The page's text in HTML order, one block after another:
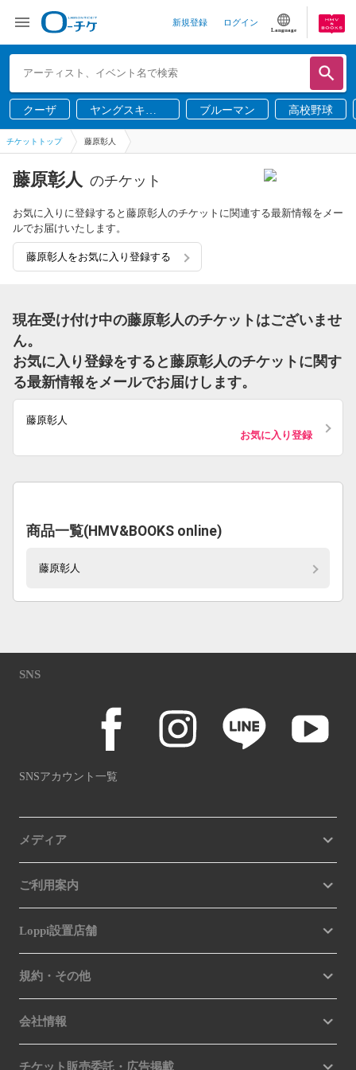
新規登録 ログイン
Language
クーザ
ヤングスキニ
ー
ブルーマン 高校野球
チケットトップ 藤原彰人
藤原彰人 のチケット
お気に入りに登録すると藤原彰人のチケットに関連する最新情報をメー
ルでお届けいたします。
藤原彰人をお気に入り登録する
現在受け付け中の藤原彰人のチケットはございませ
ん。
お気に入り登録をすると藤原彰人のチケットに関す
る最新情報をメールでお届けします。
藤原彰人
お気に入り登録
商品一覧(HMV&BOOKS online)
藤原彰人
SNS
SNSアカウント一覧
メディア
ご利用案内
Loppi設置店舗
規約・その他
会社情報
チケット販売委託・広告掲載